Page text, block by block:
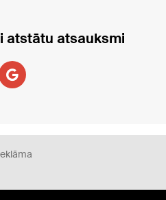
atstātu atsauksmi